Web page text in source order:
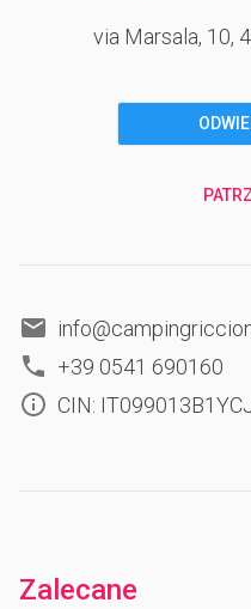
via Marsala, 10,
+39 0541 690160
CIN:
Zalecane